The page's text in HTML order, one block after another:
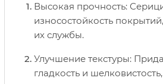
Высокая прочность:
износостойкость
их службы.
Улучшение текстуры:
гладкость и